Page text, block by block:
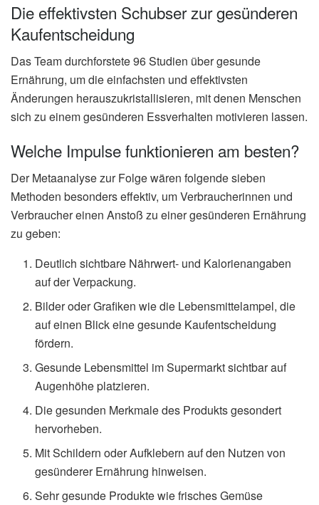
Die effektivsten Schubser zur gesünderen
Kaufentscheidung
Das Team durchforstete 96 Studien über gesunde
Ernährung, um die einfachsten und effektivsten
Änderungen herauszukristallisieren, mit denen Menschen
sich zu einem gesünderen Essverhalten motivieren lassen.
Welche Impulse funktionieren am besten?
Der Metaanalyse zur Folge wären folgende sieben
Methoden besonders effektiv, um Verbraucherinnen und
Verbraucher einen Anstoß zu einer gesünderen Ernährung
zu geben:
Deutlich sichtbare Nährwert- und Kalorienangaben
auf der Verpackung.
Bilder oder Grafiken wie die Lebensmittelampel, die
auf einen Blick eine gesunde Kaufentscheidung
fördern.
Gesunde Lebensmittel im Supermarkt sichtbar auf
Augenhöhe platzieren.
Die gesunden Merkmale des Produkts gesondert
hervorheben.
Mit Schildern oder Aufklebern auf den Nutzen von
gesünderer Ernährung hinweisen.
Sehr gesunde Produkte wie frisches Gemüse